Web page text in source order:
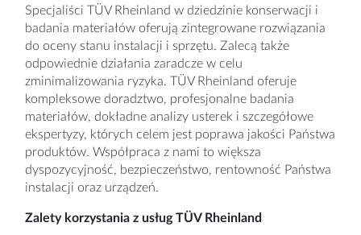
Specjaliści TÜV Rheinland w dziedzinie konserwacji i
badania materiałów oferują zintegrowane rozwiązania
do oceny stanu instalacji i sprzętu. Zalecą także
odpowiednie działania zaradcze w celu
zminimalizowania ryzyka. TÜV Rheinland oferuje
kompleksowe doradztwo, profesjonalne badania
materiałów, dokładne analizy usterek i szczegółowe
ekspertyzy, których celem jest poprawa jakości Państwa
produktów. Współpraca z nami to większa
dyspozycyjność, bezpieczeństwo, rentowność Państwa
instalacji oraz urządzeń.
Zalety korzystania z usług TÜV Rheinland